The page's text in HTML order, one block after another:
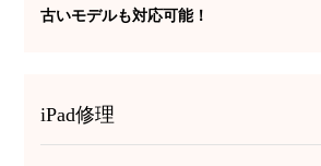
古いモデルも対応可能！
iPad修理